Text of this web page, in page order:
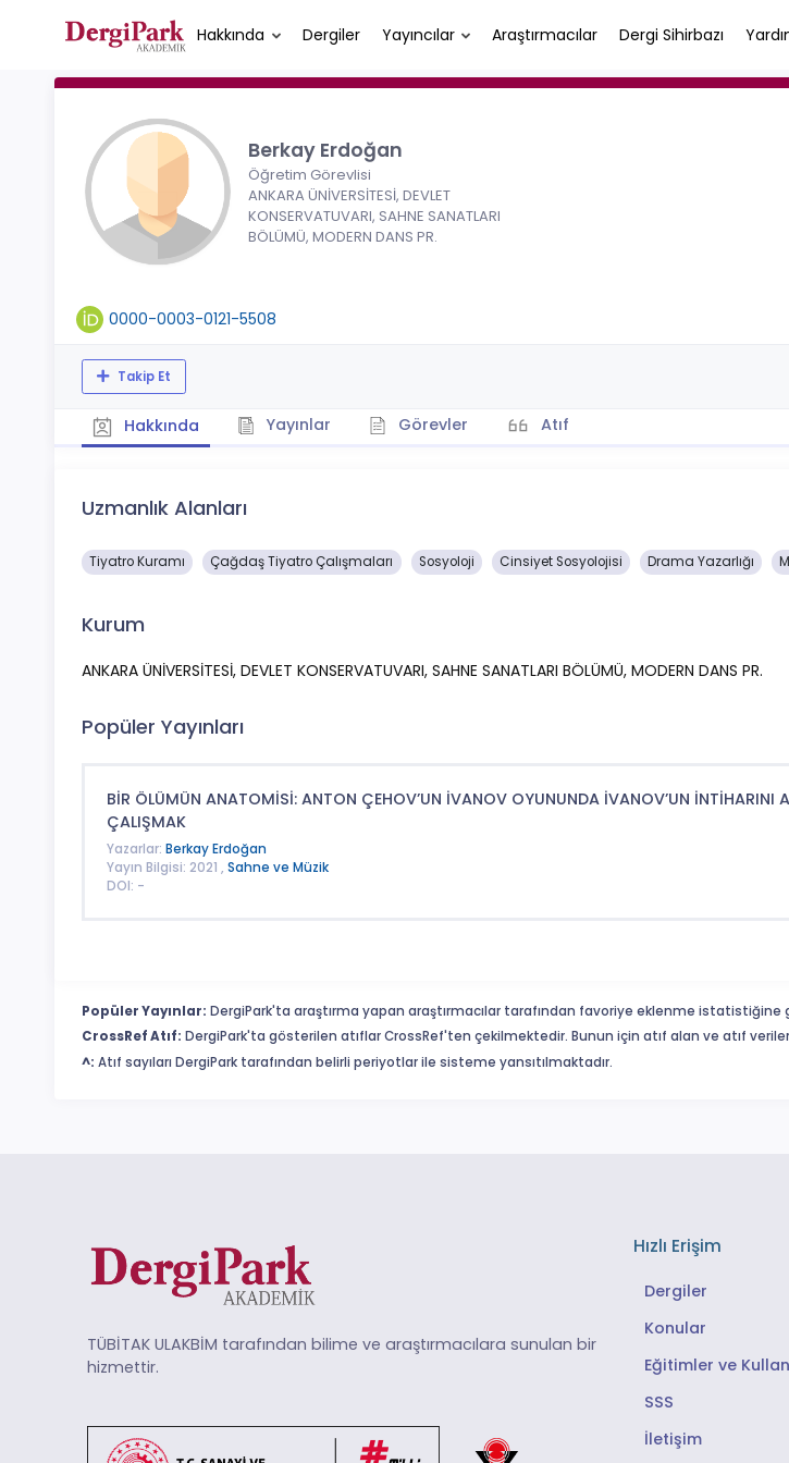
Hakkında Dergiler Yayıncılar Araştırmacılar Dergi Sihirbazı
Berkay Erdoğan
Öğretim Görevlisi
ANKARA ÜNİVERSİTESİ, DEVLET
KONSERVATUVARI, SAHNE SANATLARI
BÖLÜMÜ, MODERN DANS PR.
0000-0003-0121-5508
Takip Et
Hakkında Yayınlar Görevler Atıf
Uzmanlık Alanları
Tiyatro Kuramı Çağdaş Tiyatro Çalışmaları Sosyoloji Cinsiyet Sosyolojisi Drama Yazarlığı
Kurum
ANKARA ÜNİVERSİTESİ, DEVLET KONSERVATUVARI, SAHNE SANATLARI BÖLÜMÜ, MODERN DANS PR.
Popüler Yayınları
BİR ÖLÜMÜN ANATOMİSİ: ANTON ÇEHOV’UN İVANOV OYUNUNDA İVANOV’UN İNTİHARINI
ÇALIŞMAK
Yazarlar: Berkay Erdoğan
Yayın Bilgisi: 2021 , Sahne ve Müzik
DOI: -
Popüler Yayınlar: DergiPark'ta araştırma yapan araştırmacılar tarafından favoriye eklenme
CrossRef Atıf: DergiPark'ta gösterilen atıflar CrossRef'ten çekilmektedir. Bunun için atıf alan ve atıf
^: Atıf sayıları DergiPark tarafından belirli periyotlar ile sisteme yansıtılmaktadır.
TÜBİTAK ULAKBİM tarafından bilime ve araştırmacılara sunulan bir
hizmettir.
Hızlı Erişim
Dergiler
Konular
Eğitimler ve
SSS
İletişim